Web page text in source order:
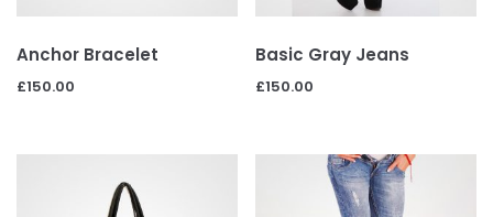
Anchor Bracelet
£150.00
Basic Gray Jeans
£150.00
Dark Brown Jeans